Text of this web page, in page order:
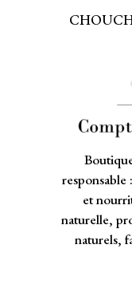
responsable
et
naturelle,
naturels,